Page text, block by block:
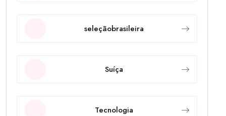
seleçãobrasileira
Suíça
Tecnologia